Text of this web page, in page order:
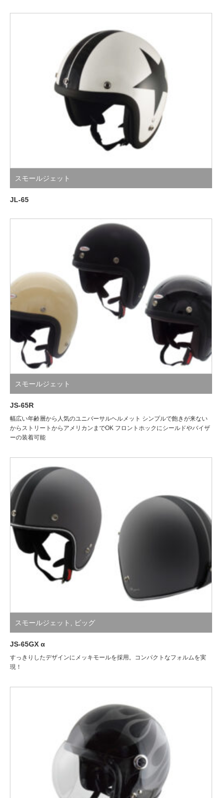
スモールジェット
JL-65
スモールジェット
JS-65R
幅広い年齢層から人気のユニバーサルヘルメット シンプルで飽きが来ない
からストリートからアメリカンまでOK フロントホックにシールドやバイザ
ーの装着可能
スモールジェット , ビッグ
JS-65GX α
すっきりしたデザインにメッキモールを採用。コンパクトなフォルムを実
現！